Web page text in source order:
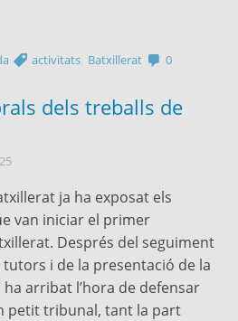
activitats Batxillerat 0
dels treballs de
ja ha exposat els
van iniciar el primer
Després del seguiment
i de la presentació de la
arribat l’hora de defensar
petit tribunal, tant la part